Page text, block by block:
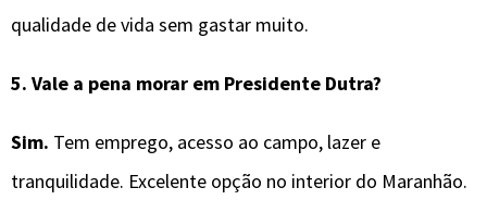
qualidade de vida sem gastar muito.
5. Vale a pena morar em Presidente Dutra?
Sim. Tem emprego, acesso ao campo, lazer e
tranquilidade. Excelente opção no interior do Maranhão.